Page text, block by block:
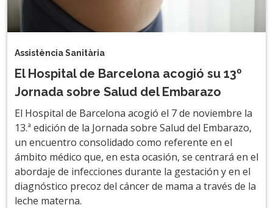
Assistència Sanitària
El Hospital de Barcelona acogió su 13º
Jornada sobre Salud del Embarazo
El Hospital de Barcelona acogió el 7 de noviembre la
13.ª edición de la Jornada sobre Salud del Embarazo,
un encuentro consolidado como referente en el
ámbito médico que, en esta ocasión, se centrará en el
abordaje de infecciones durante la gestación y en el
diagnóstico precoz del cáncer de mama a través de la
leche materna.